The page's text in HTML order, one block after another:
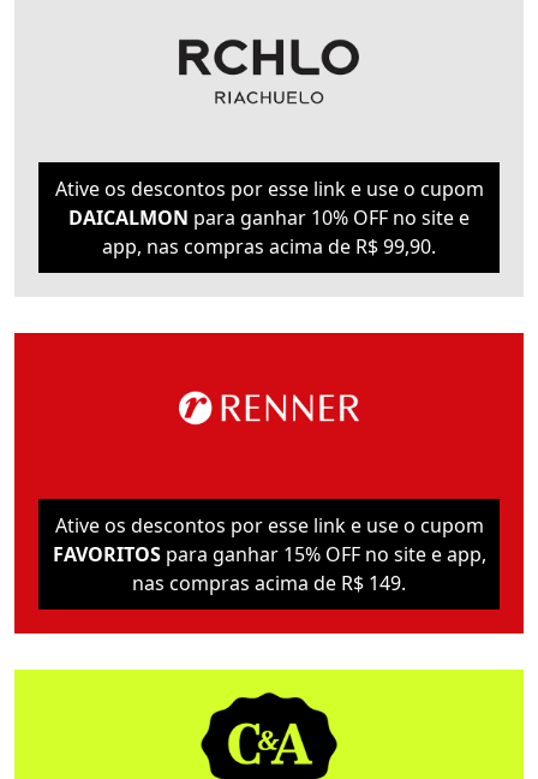
Ative os descontos por esse link e use o cupom
DAICALMON para ganhar 10% OFF no site e
app, nas compras acima de R$ 99,90.
Ative os descontos por esse link e use o cupom
FAVORITOSpara ganhar 15% OFF no site e app,
nas compras acima de R$ 149.